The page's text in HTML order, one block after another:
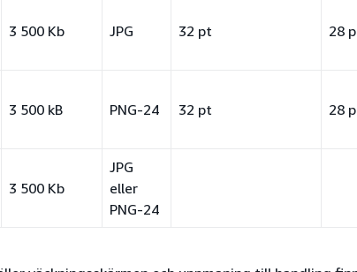
3 500 Kb JPG 32 pt 28
3 500 kB PNG-24 32 pt 28
3 500 Kb
JPG
eller
PNG-24